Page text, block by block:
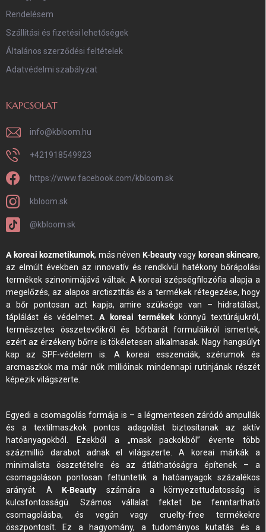
Rendelésem
Szállítási és fizetési lehetőségek
Általános szerződési feltételek
Adatvédelmi szabályzat
KAPCSOLAT
info@kbloom.hu
+421918549923
https://www.facebook.com/kbloom.sk
kbloom.sk
@kbloom.sk
A koreai kozmetikumok, más néven K-beautyvagy korean skincare,
az elmúlt években az innovatív és rendkívül hatékony bőrápolási
termékek szinonimájává váltak. A koreai szépségfilozófia alapja a
megelőzés, az alapos arctisztítás és a termékek rétegezése, hogy
a bőr pontosan azt kapja, amire szüksége van – hidratálást,
táplálást és védelmet.A koreai termékekkönnyű textúrájukról,
természetes összetevőikről és bőrbarát formuláikról ismertek,
ezért az érzékeny bőrre is tökéletesen alkalmasak. Nagy hangsúlyt
kap az SPF-védelem is. A koreai esszenciák, szérumok és
arcmaszkok ma már nők millióinak mindennapi rutinjának részét
képezik világszerte.
Egyedi a csomagolás formája is – a légmentesen záródó ampullák
és a textilmaszkok pontos adagolást biztosítanak az aktív
hatóanyagokból. Ezekből a „mask packokból” évente több
százmillió darabot adnak el világszerte. A koreai márkák a
minimalista összetételre és az átláthatóságra építenek – a
csomagoláson pontosan feltüntetik a hatóanyagok százalékos
arányát. A K-Beauty számára a környezettudatosság is
kulcsfontosságú. Számos vállalat fektet be fenntartható
csomagolásba, és vegán vagy cruelty-free termékekre
összpontosít. Ez a hagyomány, a tudományos kutatás és a